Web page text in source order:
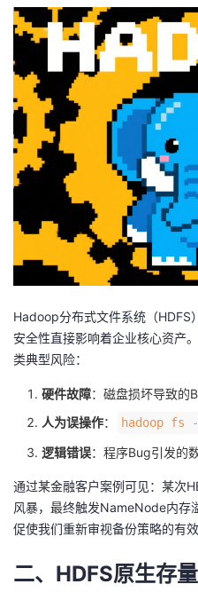
发
者
我
的
客
我
论
的
子
我
直
播
的
活
动
我
的
关
我
的
发
我
Programs
的
Hadoop分布式文件系统（HDFS
安全性直接影响着企业核心资产
类典型风险：
硬件故障：磁盘损坏导致的
人为误操作： hadoop
逻辑错误：程序Bug引发的
通过某金融客户案例可见：某次
风暴，最终触发NameNode内存
促使我们重新审视备份策略的有效
二、HDFS原生存